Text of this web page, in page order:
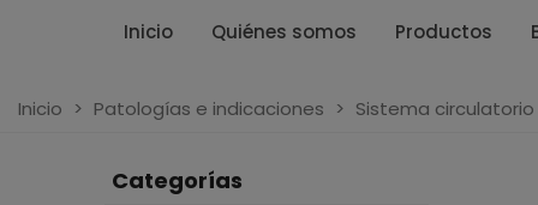
Inicio Quiénes somos Productos
Inicio > Patologías e indicaciones > Sistema circulatorio
Categorías